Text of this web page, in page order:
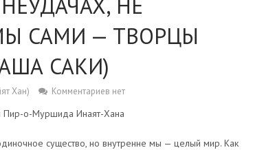
САМИ — ТВОРЦЫ
САКИ)
Хан) Комментариев нет
Пир-о-Муршида Инаят-Хана
существо, но внутренне мы — целый мир. Как